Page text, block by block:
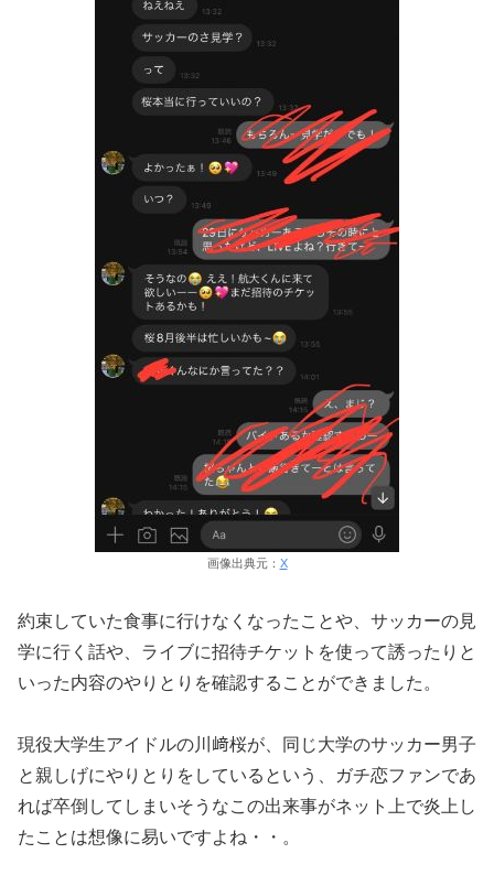
画像出典元： X
約束していた食事に行けなくなったことや、サッカーの見
学に行く話や、ライブに招待チケットを使って誘ったりと
いった内容のやりとりを確認することができました。
現役大学生アイドルの川﨑桜が、同じ大学のサッカー男子
と親しげにやりとりをしているという、ガチ恋ファンであ
れば卒倒してしまいそうなこの出来事がネット上で炎上し
たことは想像に易いですよね・・。